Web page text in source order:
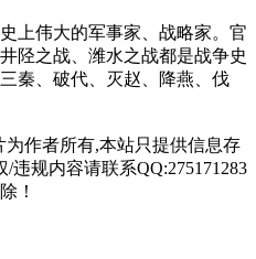
上伟大的军事家、战略家。官
陉之战、潍水之战都是战争史
秦、破代、灭赵、降燕、伐
为作者所有,本站只提供信息存
违规内容请联系QQ:275171283
！